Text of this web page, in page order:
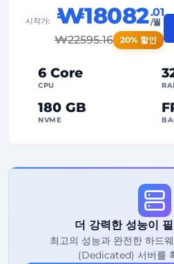
2 백업 지점
24/7전문가 지원
전용(Dedicated)
IP 주소
6 Core
CPU
180 GB
NVME
시작가: ₩18082.01
/월
₩22595.16 20% 할인
공정 사용(Fair Usage)트래
백업 지점
전문가 지원
더 강력한 성능이
최고의 성능과 완전한 하드
(Dedicated) 서버를